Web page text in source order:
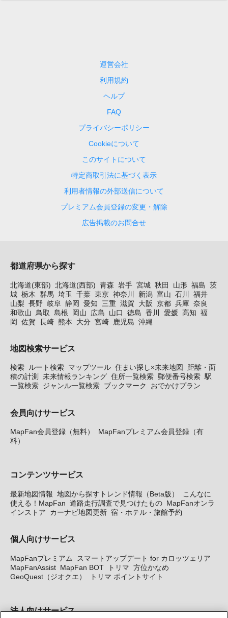
運営会社
利用規約
ヘルプ
FAQ
プライバシーポリシー
Cookieについて
このサイトについて
特定商取引法に基づく表示
利用者情報の外部送信について
プレミアム会員登録の変更・解除
広告掲載のお問合せ
都道府県から探す
北海道(東部) 北海道(西部) 青森 岩手 宮城 秋田 山形 福島 茨
城 栃木 群馬 埼玉 千葉 東京 神奈川 新潟 富山 石川
福井
山梨 長野 岐阜 静岡 愛知 三重 滋賀 大阪 京都 兵庫 奈良
和歌山
鳥取 島根 岡山 広島 山口 徳島 香川 愛媛 高知 福
岡 佐賀 長崎 熊本 大分 宮崎 鹿児島 沖縄
地図検索サービス
検索 ルート検索 マップツール 住まい探し×未来地図
距離・面
積の計測
未来情報ランキング 住所一覧検索 郵便番号検索 駅
一覧検索 ジャンル一覧検索 ブックマーク おでかけプラン
会員向けサービス
MapFan会員登録（無料）
MapFanプレミアム会員登録（有
料）
コンテンツサービス
最新地図情報 地図から探すトレンド情報（Beta版）
こんなに
使える！MapFan 道路走行調査で見つけたもの MapFanオンラ
インストア
カーナビ地図更新 宿・ホテル・旅館予約
個人向けサービス
MapFanプレミアム
スマートアップデート for カロッツェリア
MapFanAssist MapFan BOT トリマ 方位かなめ
GeoQuest（ジオクエ）
トリマ ポイントサイト
法人向けサービス